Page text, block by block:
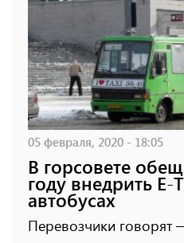
05 февраля, 2020 - 18:05
В горсовете
году внедрить E-
автобусах
Перевозчики говорят